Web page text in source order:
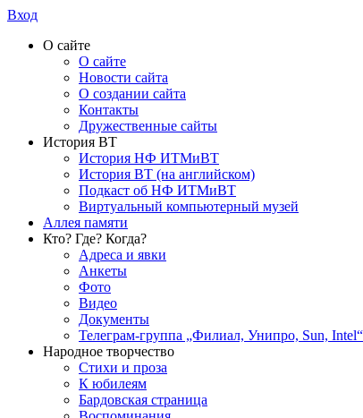
Вход
О сайте
О сайте
Новости сайта
О создании сайта
Контакты
Дружественные сайты
История ВТ
История НФ ИТМиВТ
История ВТ (на английском)
Подкаст об НФ ИТМиВТ
Виртуальный компьютерный музей
Аллея памяти
Кто? Где? Когда?
Адреса и явки
Анкеты
Фото
Видео
Документы
Телеграм-группа „Филиал, Унипро, Sun, Intel“
Народное творчество
Стихи и проза
К юбилеям
Бардовская страница